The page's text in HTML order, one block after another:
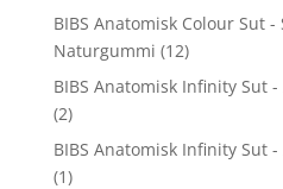
BIBS Anatomisk Colour Sut -
Naturgummi (12)
BIBS Anatomisk Infinity Sut
(2)
BIBS Anatomisk Infinity Sut
(1)